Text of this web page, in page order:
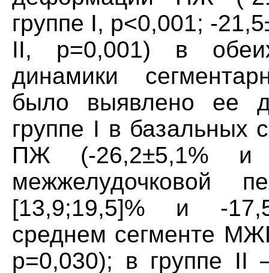
группе I, р<0,001; -
II, р=0,001) в
динамики
было выявлено ее
группе I в базальных
ПЖ (-26,2±5,1% и
межжелудочковой
[13,9;19,5]% и -
среднем сегменте
р=0,030); в группе II